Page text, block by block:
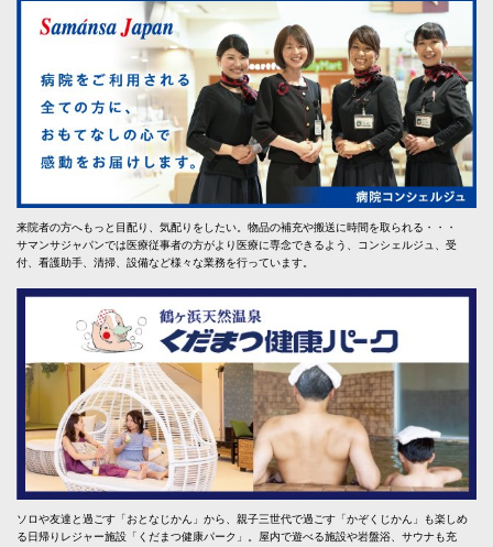
来院者の方へもっと目配り、気配りをしたい。物品の補充や搬送に時間を取られる・・・
サマンサジャパンでは医療従事者の方がより医療に専念できるよう、コンシェルジュ、受
付、看護助手、清掃、設備など様々な業務を行っています。
ソロや友達と過ごす「おとなじかん」から、親子三世代で過ごす「かぞくじかん」も楽しめ
る日帰りレジャー施設「くだまつ健康パーク」。屋内で遊べる施設や岩盤浴、サウナも充